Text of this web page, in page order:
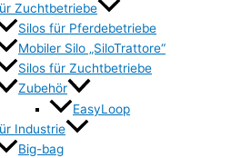
Zuchtbetriebe
Silos für Pferdebetriebe
Mobiler Silo „SiloTrattore“
Silos für Zuchtbetriebe
Zubehör
EasyLoop
Industrie
Big-bag